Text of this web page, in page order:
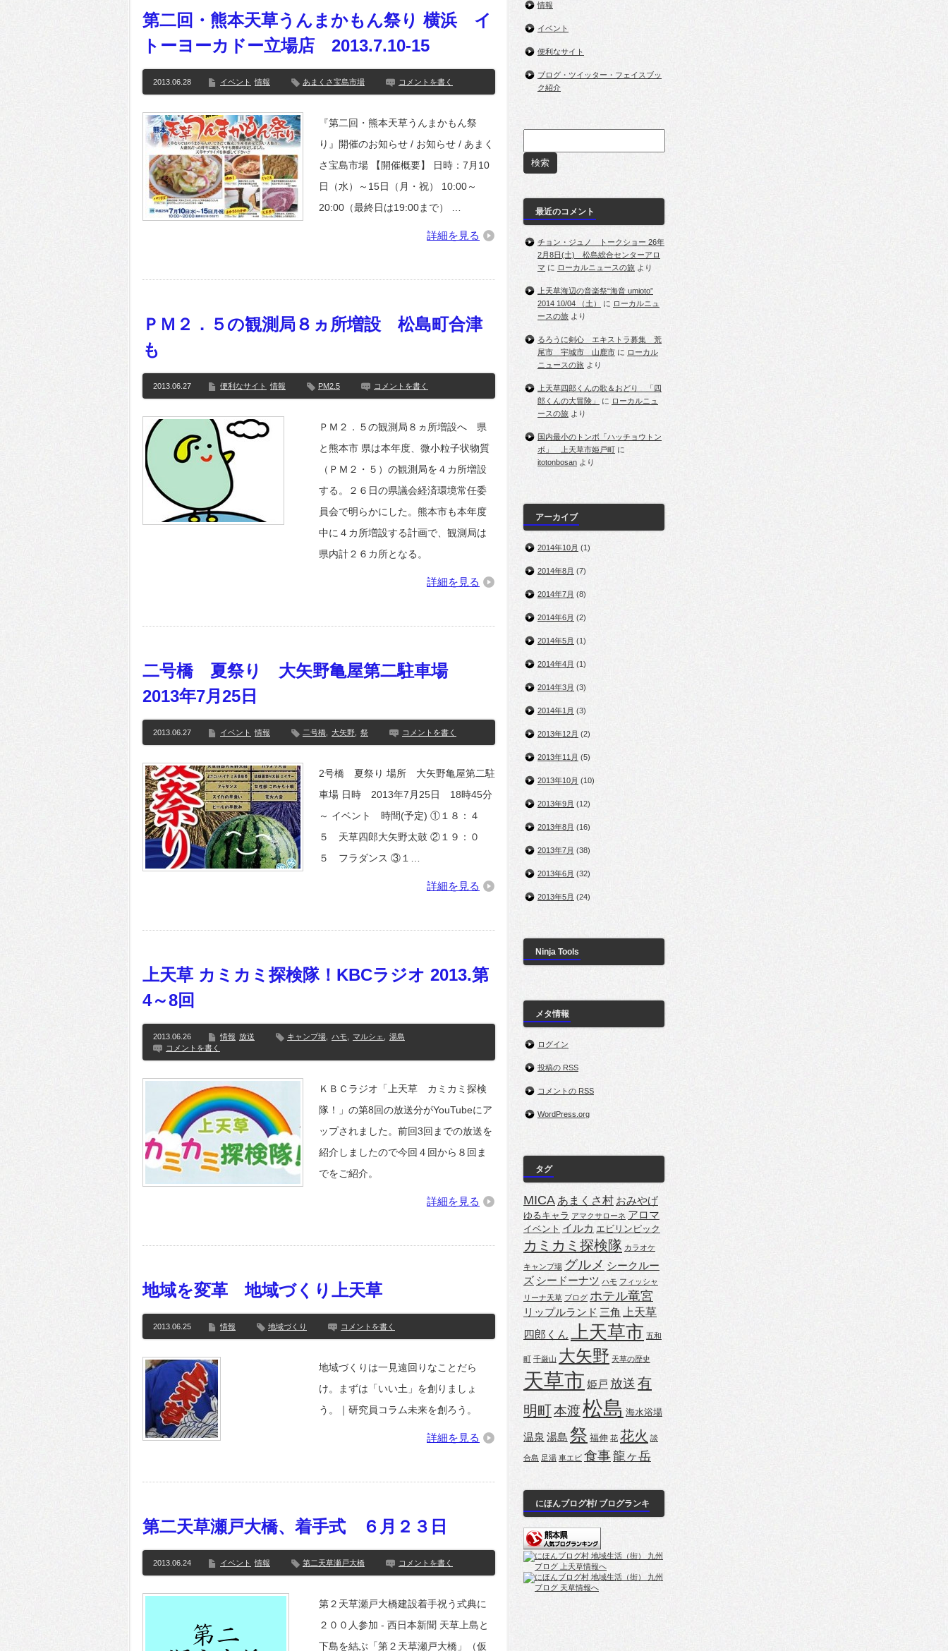
第二回・熊本天草うんまかもん祭り 横浜 イ
トーヨーカドー立場店 2013.7.10-15
2013.06.28 イベント 情報 あまくさ宝島市場 コメントを書く
『第二回・熊本天草うんまかもん祭
り』開催のお知らせ / お知らせ / あまく
さ宝島市場 【開催概要】 日時：7月10
日（水）～15日（月・祝） 10:00～
20:00（最終日は19:00まで） …
詳細を見る
ＰＭ２．５の観測局８ヵ所増設 松島町合津
も
2013.06.27 便利なサイト 情報 PM2.5 コメントを書く
ＰＭ２．５の観測局８ヵ所増設へ 県
と熊本市 県は本年度、微小粒子状物質
（ＰＭ２・５）の観測局を４カ所増設
する。２６日の県議会経済環境常任委
員会で明らかにした。熊本市も本年度
中に４カ所増設する計画で、観測局は
県内計２６カ所となる。
詳細を見る
二号橋 夏祭り 大矢野亀屋第二駐車場
2013年7月25日
2013.06.27 イベント 情報 二号橋 大矢野 祭 コメントを書く
2号橋 夏祭り 場所 大矢野亀屋第二駐
車場 日時 2013年7月25日 18時45分
～ イベント 時間(予定) ①１８：４
５ 天草四郎大矢野太鼓 ②１９：０
５ フラダンス ③１…
詳細を見る
上天草 カミカミ探検隊！KBCラジオ 2013.第
4～8回
2013.06.26 情報 放送 キャンプ場 ハモ マルシェ
湯島
コメントを書く
ＫＢＣラジオ「上天草 カミカミ探検
隊！」の第8回の放送分がYouTubeにア
ップされました。前回3回までの放送を
紹介しましたので今回４回から８回ま
でをご紹介。
詳細を見る
地域を変革 地域づくり上天草
2013.06.25 情報 地域づくり コメントを書く
地域づくりは一見遠回りなことだら
け。まずは「いい土」を創りましょ
う。｜研究員コラム未来を創ろう。
詳細を見る
第二天草瀬戸大橋、着手式 ６月２３日
2013.06.24 イベント 情報 第二天草瀬戸大橋 コメントを書く
第２天草瀬戸大橋建設着手祝う式典に
２００人参加 - 西日本新聞 天草上島と
下島を結ぶ「第２天草瀬戸大橋」（仮
情報
イベント
便利なサイト
ブログ・ツイッター・フェイスブッ
ク紹介
最近のコメント
チョン・ジュノ トークショー 26年
2月8日(土) 松島総合センターアロ
マ に ローカルニュースの旅 より
上天草海辺の音楽祭“海音 umioto”
2014 10/04 （土）
に ローカルニュ
ースの旅 より
るろうに剣心 エキストラ募集 荒
尾市 宇城市 山鹿市 に ローカル
ニュースの旅 より
上天草四郎くんの歌＆おどり 「四
郎くんの大冒険」
に ローカルニュ
ースの旅 より
国内最小のトンボ「ハッチョウトン
ボ」 上天草市姫戸町 に
itotonbosan より
アーカイブ
2014年10月 (1)
2014年8月 (7)
2014年7月 (8)
2014年6月 (2)
2014年5月 (1)
2014年4月 (1)
2014年3月 (3)
2014年1月 (3)
2013年12月 (2)
2013年11月 (5)
2013年10月 (10)
2013年9月 (12)
2013年8月 (16)
2013年7月 (38)
2013年6月 (32)
2013年5月 (24)
Ninja Tools
メタ情報
ログイン
投稿の RSS
コメントの RSS
WordPress.org
タグ
MICA あまくさ村 おみやげ
ゆるキャラ アマクサローネ アロマ
イベント イルカ エビリンピック
カミカミ探検隊 カラオケ
キャンプ場 グルメ シークルー
ズ シードーナツ ハモ フィッシャ
リーナ天草 ブログ ホテル竜宮
リップルランド 三角
上天草
四郎くん 上天草市 五和
町 千厳山 大矢野 天草の歴史
天草市 姫戸 放送 有
明町本渡松島 海水浴場
温泉 湯島 祭 福伸 花 花火 談
合島 足湯 車エビ 食事龍ヶ岳
にほんブログ村/ ブログランキ
ング